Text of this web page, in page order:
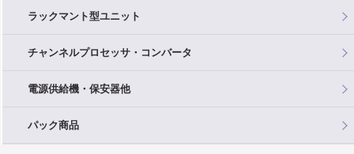
ラックマント型ユニット
チャンネルプロセッサ・コンバータ
電源供給機・保安器他
パック商品